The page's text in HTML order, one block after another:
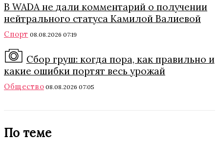
В WADA не дали комментарий о получении
нейтрального статуса Камилой Валиевой
Спорт 08.08.2026 07:19
Сбор груш: когда пора, как правильно и
какие ошибки портят весь урожай
Общество 08.08.2026 07:05
По теме